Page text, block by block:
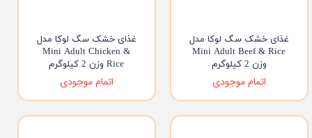
غذای خشک سگ لوکا مدل
Mini Adult Beef & Rice
وزن 2 کیلوگرم
اتمام موجودی
غذای خشک سگ لوکا مدل
Mini Adult Chicken &
Rice وزن 2 کیلوگرم
اتمام موجودی